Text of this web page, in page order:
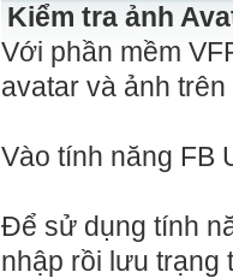
Kiểm tra ảnh
Với phần mềm
avatar và ảnh
Vào tính năng FB
Để sử dụng tính
nhập rồi lưu trạng